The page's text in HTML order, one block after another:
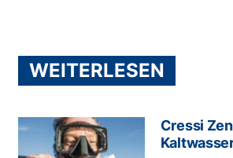
WEITERLESEN
Cressi